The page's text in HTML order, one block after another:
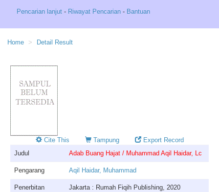
Pencarian lanjut - Riwayat Pencarian - Bantuan
Home Detail Result
Cite This Tampung
Export Record
Judul
Adab Buang Hajat / Muhammad Aqil Haidar, Lc
Pengarang Aqil Haidar, Muhammad
Penerbitan Jakarta : Rumah Fiqih Publishing, 2020